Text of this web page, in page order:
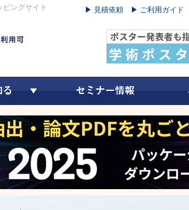
ングサイト ▶ 見積依頼 ▶ ご利用ガイド